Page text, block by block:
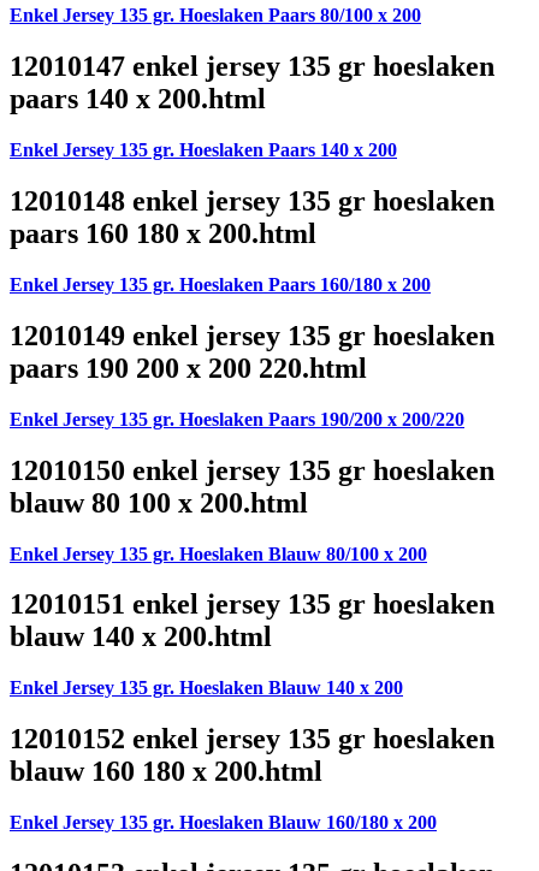
Enkel Jersey 135 gr. Hoeslaken Paars 80/100 x 200
12010147 enkel jersey 135 gr hoeslaken
paars 140 x 200.html
Enkel Jersey 135 gr. Hoeslaken Paars 140 x 200
12010148 enkel jersey 135 gr hoeslaken
paars 160 180 x 200.html
Enkel Jersey 135 gr. Hoeslaken Paars 160/180 x 200
12010149 enkel jersey 135 gr hoeslaken
paars 190 200 x 200 220.html
Enkel Jersey 135 gr. Hoeslaken Paars 190/200 x 200/220
12010150 enkel jersey 135 gr hoeslaken
blauw 80 100 x 200.html
Enkel Jersey 135 gr. Hoeslaken Blauw 80/100 x 200
12010151 enkel jersey 135 gr hoeslaken
blauw 140 x 200.html
Enkel Jersey 135 gr. Hoeslaken Blauw 140 x 200
12010152 enkel jersey 135 gr hoeslaken
blauw 160 180 x 200.html
Enkel Jersey 135 gr. Hoeslaken Blauw 160/180 x 200